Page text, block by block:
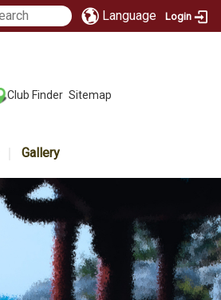
Language Login
Club Finder Sitemap
Gallery